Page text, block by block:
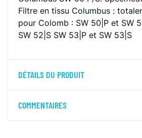
Filtre en tissu Columbus :
pour Colomb : SW 50|P et SW
SW 52|S SW 53|P et SW 53|S
DÉTAILS DU PRODUIT
COMMENTAIRES